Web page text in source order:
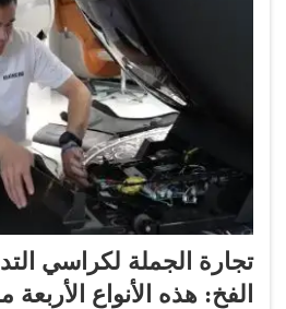
تجارة الجملة لكراسي
الفخ: هذه الأنواع